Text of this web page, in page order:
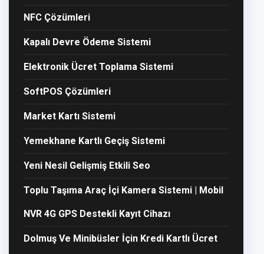
NFC Çözümleri
Kapalı Devre Ödeme Sistemi
Elektronik Ücret Toplama Sistemi
SoftPOS Çözümleri
Market Kartı Sistemi
Yemekhane Kartlı Geçiş Sistemi
Yeni Nesil Gelişmiş Etkili Seo
Toplu Taşıma Araç İçi Kamera Sistemi | Mobil
NVR 4G GPS Destekli Kayıt Cihazı
Dolmuş Ve Minibüsler İçin Kredi Kartlı Ücret